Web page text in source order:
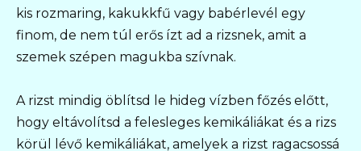
kis rozmaring, kakukkfű vagy babérlevél egy
finom, de nem túl erős ízt ad a rizsnek, amit a
szemek szépen magukba szívnak.
A rizst mindig öblítsd le hideg vízben főzés előtt,
hogy eltávolítsd a felesleges kemikáliákat és a rizs
körül lévő kemikáliákat, amelyek a rizst ragacsossá